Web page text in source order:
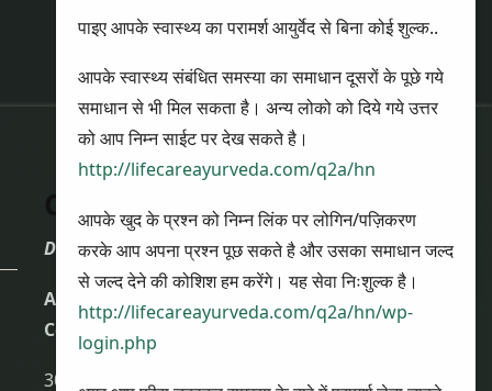
Melody (The Story of Arjun and Meera)
Contact Us
Dr. Nikul Patel
Atharva Ayurveda Clinic and Panchkarma
Center
307, Third Floor, Shalin Complex,
पाइए आपके स्वास्थ्य का परामर्श आयुर्वेद से बिना कोई शुल्क..
आपके स्वास्थ्य संबंधित समस्या का समाधान दूसरों के पूछे गये
समाधान से भी मिल सकता है। अन्य लोको को दिये गये उत्तर
को आप निम्न साईट पर देख सकते है।
http://lifecareayurveda.com/q2a/hn
आपके खुद के प्रश्न को निम्न लिंक पर लोगिन/पज़िकरण
करके आप अपना प्रश्न पूछ सकते है और उसका समाधान जल्द
से जल्द देने की कोशिश हम करेंगे। यह सेवा निःशुल्क है।
http://lifecareayurveda.com/q2a/hn/wp-
login.php